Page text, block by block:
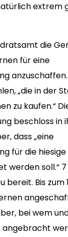
extrem
die
für eine
„die in der
zu kaufen.“
beschloss in
dass „eine
für die
werden soll.“
bereit. Bis zum
bei wem
angebracht